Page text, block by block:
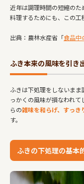
近年は調理時間の短縮の
料理するためにも、この工
出典：農林水産省「食品中
ふき本来の風味を引き
ふきは下処理をしないま
っかくの風味が損なわれ
らの雑味を和らげ、すっき
す。
ふきの下処理の基本